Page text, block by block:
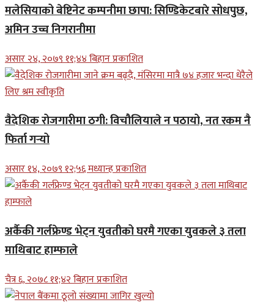
मलेसियाको बेष्टिनेट कम्पनीमा छापा: सिण्डिकेटबारे सोधपुछ,
अमिन उच्च निगरानीमा
असार २४, २०७९ ११;४४ बिहान प्रकाशित
वैदेशिक रोजगारीमा ठगी: विचौलियाले न पठायो, नत रकम नै
फिर्ता गर्‍यो
असार १४, २०७९ १२;५६ मध्यान्ह प्रकाशित
अर्कैकी गर्लफ्रेण्ड भेट्न युवतीको घरमै गएका युवकले ३ तला
माथिबाट हाम्फाले
चैत्र ६, २०७८ ११;४२ बिहान प्रकाशित